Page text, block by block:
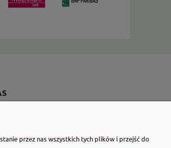
przez nas wszystkich tych plików i przejść do